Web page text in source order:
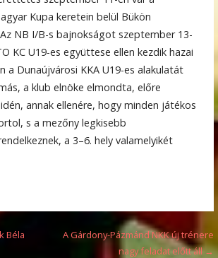
Kupa keretein belül Bükön
NB I/B-s bajnokságot szeptember 13-
KC U19-es együttese ellen kezdik hazai
a Dunaújvárosi KKA U19-es alakulatát
a klub elnöke elmondta, előre
annak ellenére, hogy minden játékos
s a mezőny legkisebb
a 3–6. hely valamelyikét
Béla
A Gárdony-Pázmánd NKK új trénere
nagy feladat előtt áll →